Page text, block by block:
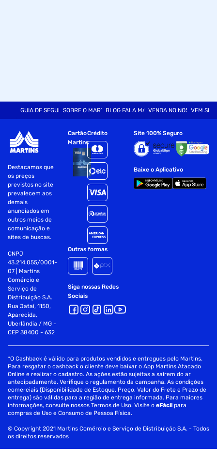
GUIA DE SEGURANÇASOBRE O MARTINSBLOG FALA MARTVENDA NO NOSSO SITE
VEM SER
Destacamos que
os preços
previstos no site
prevalecem aos
demais
anunciados em
outros meios de
comunicação e
sites de buscas.
CNPJ
43.214.055/0001-
07 | Martins
Comércio e
Serviço de
Distribuição S.A.
Rua Jataí, 1150,
Aparecida,
Uberlândia / MG -
CEP 38400 - 632
Cartão
Martins
Crédito
Outras formas
Siga nossas Redes
Sociais
Site 100% Seguro
Baixe o Aplicativo
*O Cashback é válido para produtos vendidos e entregues pelo Martins.
Para resgatar o cashback o cliente deve baixar o App Martins Atacado
Online e realizar o cadastro. As ações estão sujeitas a saírem do ar
antecipadamente. Verifique o regulamento da campanha. As condições
comerciais (Disponibilidade de Estoque, Preço, Valor do Frete e Prazo de
entrega) são válidas para a região de entrega informada. Para maiores
informações, consulte nossos Termos de Uso. Visite oeFácil para
compras de Uso e Consumo de Pessoa Física.
© Copyright 2021 Martins Comércio e Serviço de Distribuição S.A. - Todos
os direitos reservados